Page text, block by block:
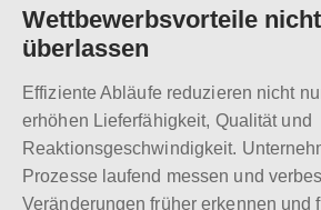
Wettbewerbsvorteile
überlassen
Effiziente Abläufe reduzieren nicht
erhöhen Lieferfähigkeit, Qualität und
Reaktionsgeschwindigkeit.
Prozesse laufend messen und
Veränderungen früher erkennen und